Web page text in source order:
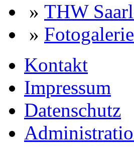
» THW
» Fotogalerie
Kontakt
Impressum
Datenschutz